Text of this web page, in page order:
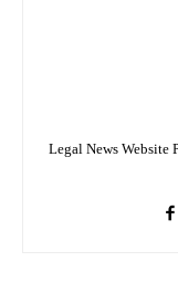
Legal News Website